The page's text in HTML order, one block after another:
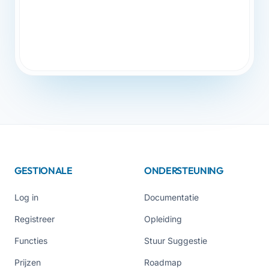
GESTIONALE
Log in
Registreer
Functies
Prijzen
ONDERSTEUNING
Documentatie
Opleiding
Stuur Suggestie
Roadmap